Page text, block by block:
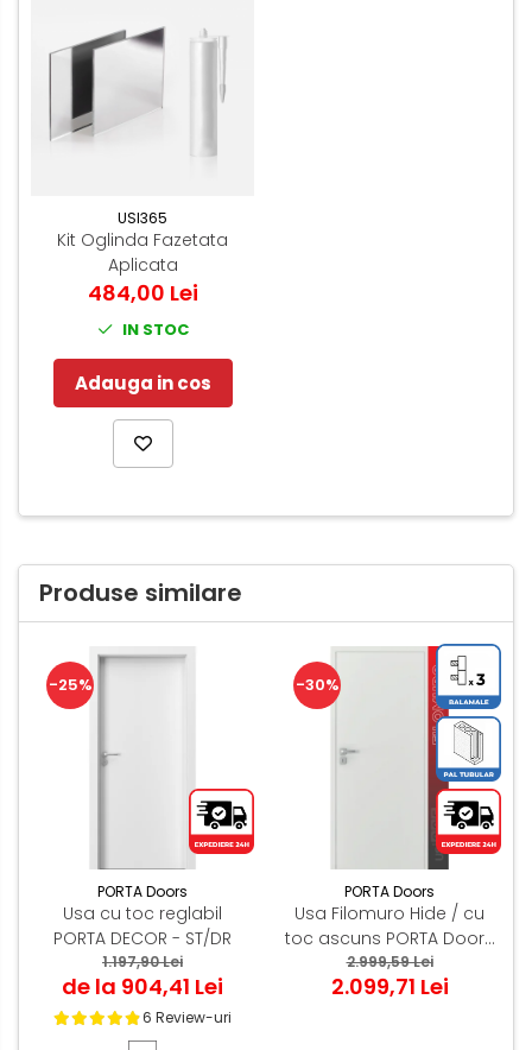
USI365
Kit Oglinda Fazetata
Aplicata
484,00 Lei
IN STOC
Adauga in cos
Produse similare
-25%
PORTA Doors
Usa cu toc reglabil
PORTA DECOR - ST/DR
1.197,90 Lei
de la 904,41 Lei
6 Review-uri
-30%
PORTA Doors
Usa Filomuro Hide / cu
toc ascuns PORTA Doors
Alb - miez PAL Tubular
2.999,59 Lei
2.099,71 Lei